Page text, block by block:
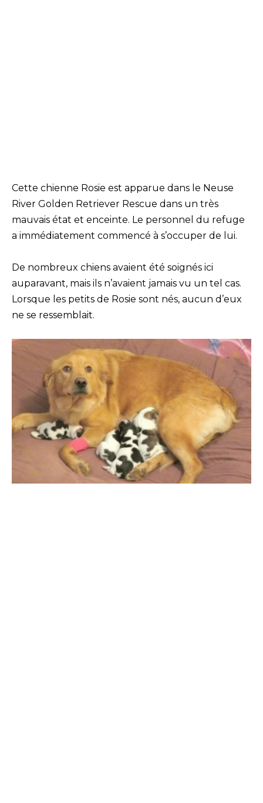
Cette chienne Rosie est apparue dans le Neuse
River Golden Retriever Rescue dans un très
mauvais état et enceinte. Le personnel du refuge
a immédiatement commencé à s’occuper de lui.
De nombreux chiens avaient été soignés ici
auparavant, mais ils n’avaient jamais vu un tel cas.
Lorsque les petits de Rosie sont nés, aucun d’eux
ne se ressemblait.